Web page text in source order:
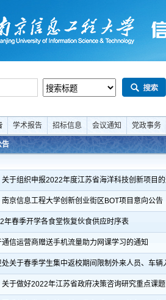
学术报告 招标信息 会议通知 党政事务
告
关于组织申报2022年度江苏省海洋科技创新项目的
南京信息工程大学创新创业街区BOT项目意向公告
年春季开学各食堂恢复伙食供应时序表
通信运营商赠送手机流量助力网课学习的通知
处关于春季学生集中返校期间限制外来人员、车辆
关于做好2022年江苏省政府决策咨询研究重点课